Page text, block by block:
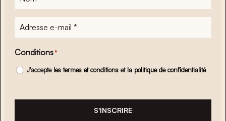
Adresse
e-
mail*
Conditions*
J'accepte les termes et conditions et la politique de confidentialité
S'INSCRIRE